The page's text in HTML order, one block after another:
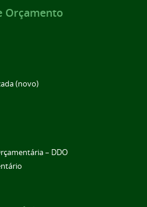
Orçamento
(novo)
– DDO